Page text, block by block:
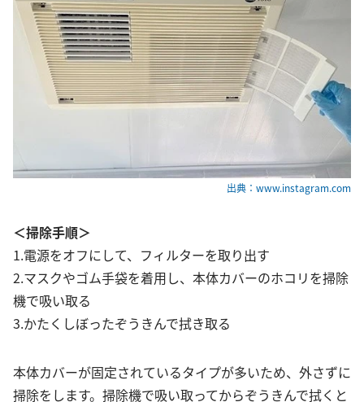
出典：www.instagram.com
＜掃除手順＞
1.電源をオフにして、フィルターを取り出す
2.マスクやゴム手袋を着用し、本体カバーのホコリを掃除
機で吸い取る
3.かたくしぼったぞうきんで拭き取る
本体カバーが固定されているタイプが多いため、外さずに
掃除をします。掃除機で吸い取ってからぞうきんで拭くと